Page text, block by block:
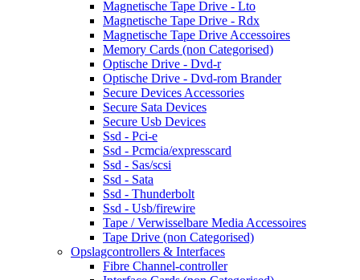
Magnetische Tape Drive - Lto
Magnetische Tape Drive - Rdx
Magnetische Tape Drive Accessoires
Memory Cards (non Categorised)
Optische Drive - Dvd-r
Optische Drive - Dvd-rom Brander
Secure Devices Accessories
Secure Sata Devices
Secure Usb Devices
Ssd - Pci-e
Ssd - Pcmcia/expresscard
Ssd - Sas/scsi
Ssd - Sata
Ssd - Thunderbolt
Ssd - Usb/firewire
Tape / Verwisselbare Media Accessoires
Tape Drive (non Categorised)
Opslagcontrollers & Interfaces
Fibre Channel-controller